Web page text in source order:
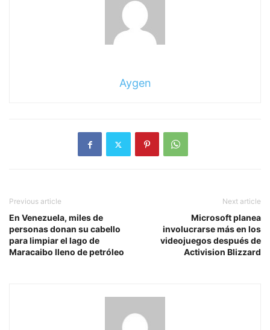
Aygen
Previous article
En Venezuela, miles de
personas donan su cabello
para limpiar el lago de
Maracaibo lleno de petróleo
Next article
Microsoft planea
involucrarse más en los
videojuegos después de
Activision Blizzard